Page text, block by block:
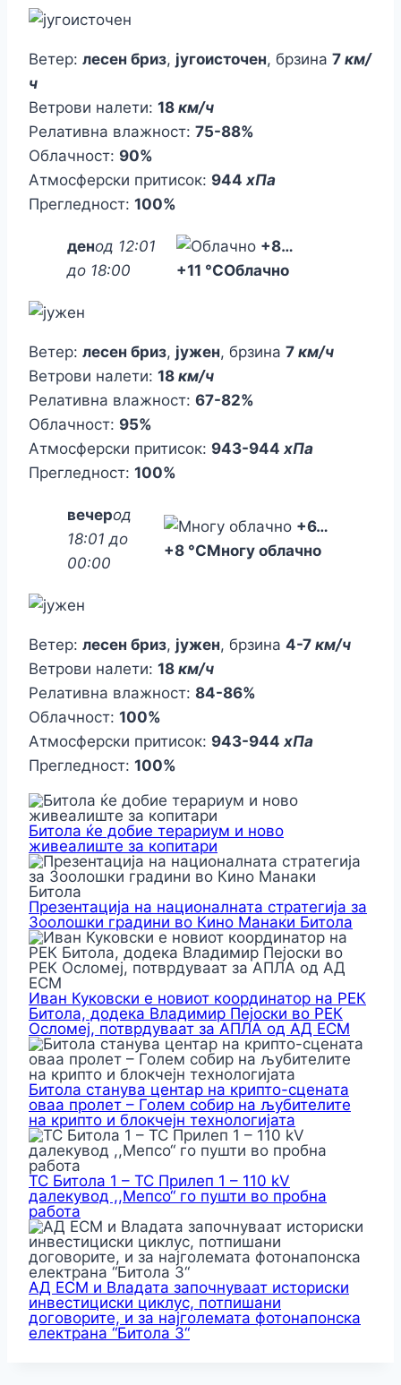
Ветер: лесен бриз, југоисточен, брзина 7 км/
ч
Ветрови налети: 18 км/ч
Релативна влажност: 75-88%
Облачност: 90%
Атмосферски притисок: 944 хПа
Прегледност: 100%
денод 12:01
до 18:00
+8…
+11 °CОблачно
Ветер: лесен бриз, јужен, брзина 7 км/ч
Ветрови налети: 18 км/ч
Релативна влажност: 67-82%
Облачност: 95%
Атмосферски притисок: 943-944 хПа
Прегледност: 100%
вечерод
18:01 до
00:00
+6…
+8 °CМногу облачно
Ветер: лесен бриз, јужен, брзина 4-7 км/ч
Ветрови налети: 18 км/ч
Релативна влажност: 84-86%
Облачност: 100%
Атмосферски притисок: 943-944 хПа
Прегледност: 100%
Битола ќе добие терариум и ново
живеалиште за копитари
Презентација на националната стратегија за
Зоолошки градини во Кино Манаки Битола
Иван Куковски е новиот координатор на РЕК
Битола, додека Владимир Пејоски во РЕК
Осломеј, потврдуваат за АПЛА од АД ЕСМ
Битола станува центар на крипто-сцената
оваа пролет – Голем собир на љубителите
на крипто и блокчејн технологијата
ТС Битола 1 – ТС Прилеп 1 – 110 kV
далекувод ,,Мепсо“ го пушти во пробна
работа
АД ЕСМ и Владата започнуваат историски
инвестициски циклус, потпишани
договорите, и за најголемата фотонапонска
електрана “Битола 3“